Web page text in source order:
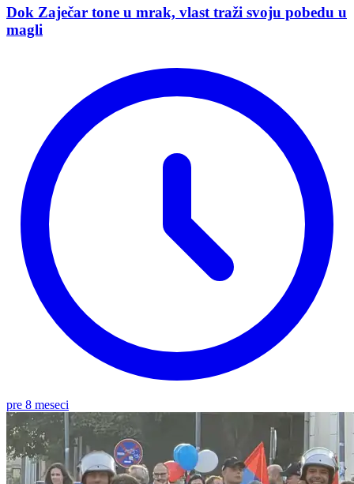
Dok Zaječar tone u mrak, vlast traži svoju pobedu u
magli
pre 8 meseci